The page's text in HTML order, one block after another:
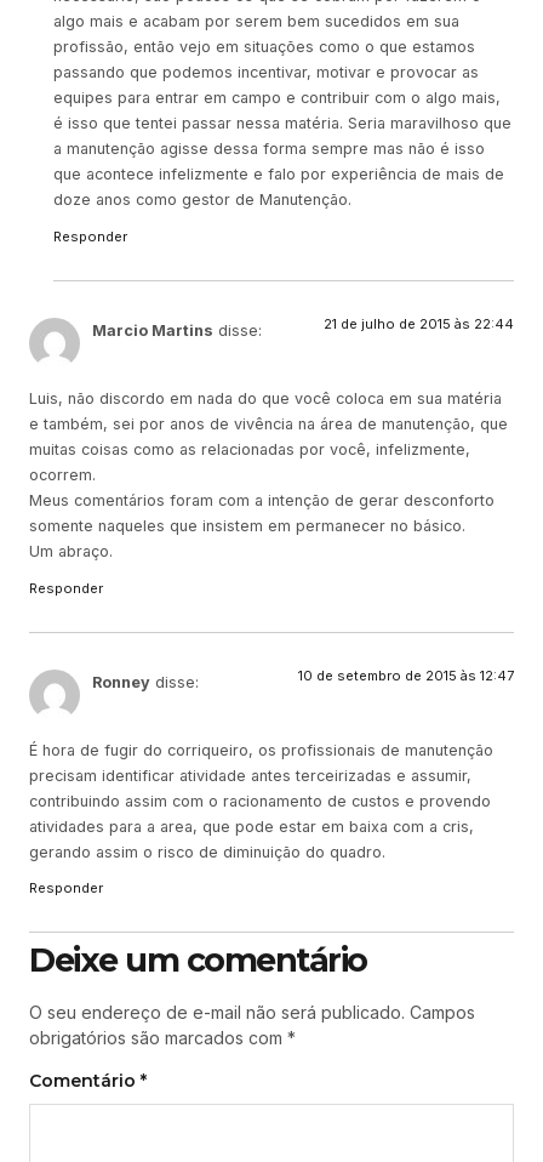
algo mais e acabam por serem bem sucedidos em sua
profissão, então vejo em situações como o que estamos
passando que podemos incentivar, motivar e provocar as
equipes para entrar em campo e contribuir com o algo mais,
é isso que tentei passar nessa matéria. Seria maravilhoso que
a manutenção agisse dessa forma sempre mas não é isso
que acontece infelizmente e falo por experiência de mais de
doze anos como gestor de Manutenção.
Responder
Marcio Martins disse: 21 de julho de 2015 às 22:44
Luis, não discordo em nada do que você coloca em sua matéria
e também, sei por anos de vivência na área de manutenção, que
muitas coisas como as relacionadas por você, infelizmente,
ocorrem.
Meus comentários foram com a intenção de gerar desconforto
somente naqueles que insistem em permanecer no básico.
Um abraço.
Responder
Ronney disse: 10 de setembro de 2015 às 12:47
É hora de fugir do corriqueiro, os profissionais de manutenção
precisam identificar atividade antes terceirizadas e assumir,
contribuindo assim com o racionamento de custos e provendo
atividades para a area, que pode estar em baixa com a cris,
gerando assim o risco de diminuição do quadro.
Responder
Deixe um comentário
O seu endereço de e-mail não será publicado. Campos
obrigatórios são marcados com *
Comentário *